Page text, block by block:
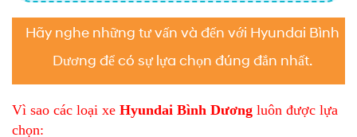
Hãy nghe những tư vấn và đến với Hyundai Bình
Dương để có sự lựa chọn đúng đắn nhất.
Vì sao các loại xe Hyundai Bình Dương luôn được lựa
chọn: